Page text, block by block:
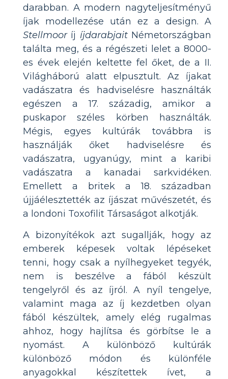
darabban. A modern nagyteljesítményű
íjak modellezése után ez a design. A
Stellmooríj íjdarabjaitNémetországban
találta meg, és a régészeti lelet a 8000-
es évek elején keltette fel őket, de a II.
Világháború alatt elpusztult. Az íjakat
vadászatra és hadviselésre használták
egészen a 17. századig, amikor a
puskapor széles körben használták.
Mégis, egyes kultúrák továbbra is
használják őket hadviselésre és
vadászatra, ugyanúgy, mint a karibi
vadászatra a kanadai sarkvidéken.
Emellett a britek a 18. században
újjáélesztették az íjászat művészetét, és
a londoni Toxofilit Társaságot alkotják.
A bizonyítékok azt sugallják, hogy az
emberek képesek voltak lépéseket
tenni, hogy csak a nyílhegyeket tegyék,
nem is beszélve a fából készült
tengelyről és az íjról. A nyíl tengelye,
valamint maga az íj kezdetben olyan
fából készültek, amely elég rugalmas
ahhoz, hogy hajlítsa és görbítse le a
nyomást. A különböző kultúrák
különböző módon és különféle
anyagokkal készítettek ívet, a